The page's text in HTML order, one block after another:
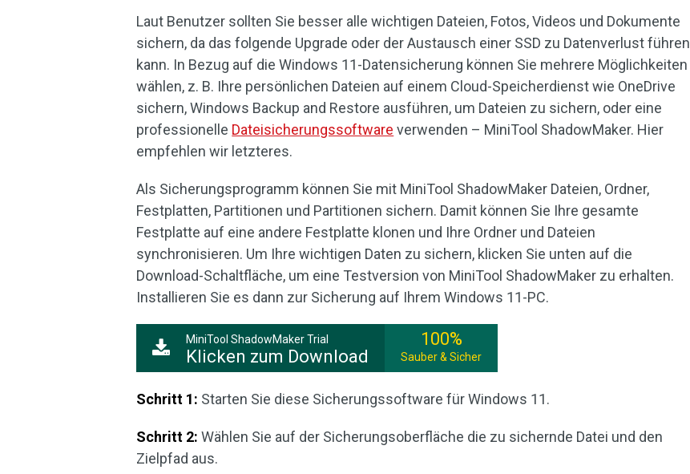
Laut Benutzer sollten Sie besser alle wichtigen Dateien, Fotos, Videos und Dokumente
sichern, da das folgende Upgrade oder der Austausch einer SSD zu Datenverlust führen
kann. In Bezug auf die Windows 11-Datensicherung können Sie mehrere Möglichkeiten
wählen, z. B. Ihre persönlichen Dateien auf einem Cloud-Speicherdienst wie OneDrive
sichern, Windows Backup and Restore ausführen, um Dateien zu sichern, oder eine
professionelle Dateisicherungssoftware verwenden – MiniTool ShadowMaker. Hier
empfehlen wir letzteres.
Als Sicherungsprogramm können Sie mit MiniTool ShadowMaker Dateien, Ordner,
Festplatten, Partitionen und Partitionen sichern. Damit können Sie Ihre gesamte
Festplatte auf eine andere Festplatte klonen und Ihre Ordner und Dateien
synchronisieren. Um Ihre wichtigen Daten zu sichern, klicken Sie unten auf die
Download-Schaltfläche, um eine Testversion von MiniTool ShadowMaker zu erhalten.
Installieren Sie es dann zur Sicherung auf Ihrem Windows 11-PC.
MiniTool ShadowMaker Trial
Klicken zum Download
100%
Sauber & Sicher
Schritt 1: Starten Sie diese Sicherungssoftware für Windows 11.
Schritt 2: Wählen Sie auf der Sicherungsoberfläche die zu sichernde Datei und den
Zielpfad aus.